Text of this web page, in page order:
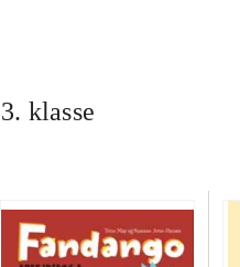
klasse